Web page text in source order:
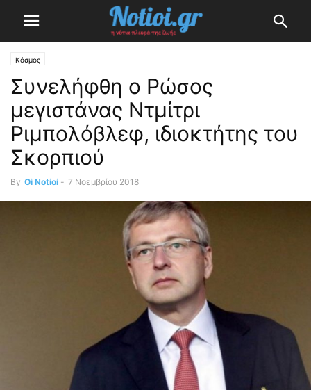
Κόσμος
Συνελήφθη ο Ρώσος
μεγιστάνας Ντμίτρι
Ριμπολόβλεφ, ιδιοκτήτης του
Σκορπιού
By Oi Notioi - 7 Νοεμβρίου 2018